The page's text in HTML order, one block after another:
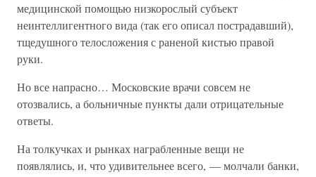
медицинской помощью низкорослый субъект
неинтеллигентного вида (так его описал пострадавший),
тщедушного телосложения с раненой кистью правой
руки.
Но все напрасно… Московские врачи совсем не
отозвались, а больничные пункты дали отрицательные
ответы.
На толкучках и рынках награбленные вещи не
появлялись, и, что удивительнее всего, — молчали банки,